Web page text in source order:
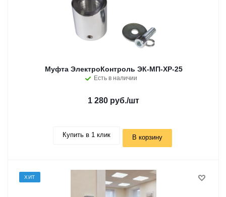
Муфта ЭлектроКонтроль ЭК-МП-ХР-25
Есть в наличии
1 280 руб./шт
Купить в 1 клик В корзину
ХИТ